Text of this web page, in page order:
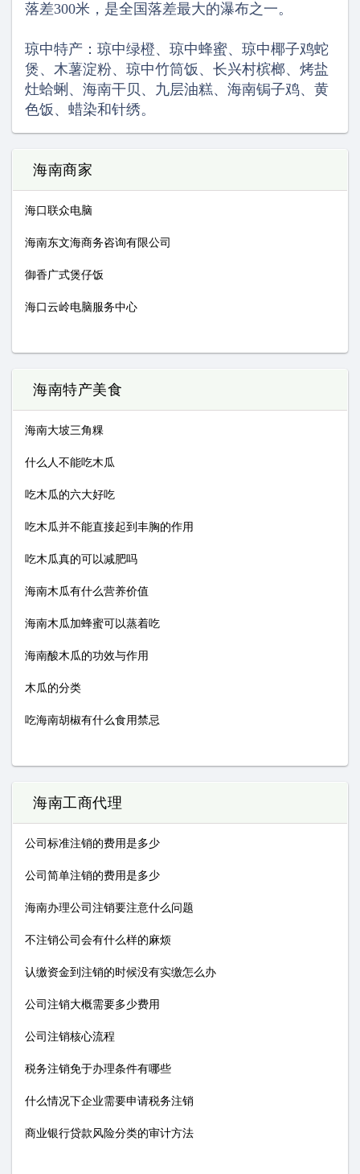
落差300米，是全国落差最大的瀑布之一。
琼中特产：琼中绿橙、琼中蜂蜜、琼中椰子鸡蛇
煲、木薯淀粉、琼中竹筒饭、长兴村槟榔、烤盐
灶蛤蜊、海南干贝、九层油糕、海南锔子鸡、黄
色饭、蜡染和针绣。
海南商家
海口联众电脑
海南东文海商务咨询有限公司
御香广式煲仔饭
海口云岭电脑服务中心
海南特产美食
海南大坡三角粿
什么人不能吃木瓜
吃木瓜的六大好吃
吃木瓜并不能直接起到丰胸的作用
吃木瓜真的可以减肥吗
海南木瓜有什么营养价值
海南木瓜加蜂蜜可以蒸着吃
海南酸木瓜的功效与作用
木瓜的分类
吃海南胡椒有什么食用禁忌
海南工商代理
公司标准注销的费用是多少
公司简单注销的费用是多少
海南办理公司注销要注意什么问题
不注销公司会有什么样的麻烦
认缴资金到注销的时候没有实缴怎么办
公司注销大概需要多少费用
公司注销核心流程
税务注销免于办理条件有哪些
什么情况下企业需要申请税务注销
商业银行贷款风险分类的审计方法